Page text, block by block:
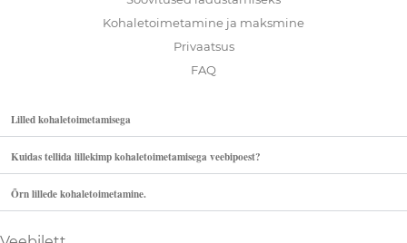
Kohaletoimetamine ja maksmine
Privaatsus
FAQ
Lilled kohaletoimetamisega
Kuidas tellida lillekimp kohaletoimetamisega veebipoest?
Õrn lillede kohaletoimetamine.